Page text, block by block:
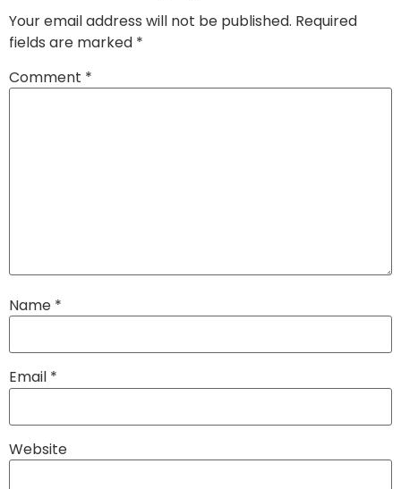
Your email address will not be published. Required
fields are marked *
Comment *
Name *
Email *
Website